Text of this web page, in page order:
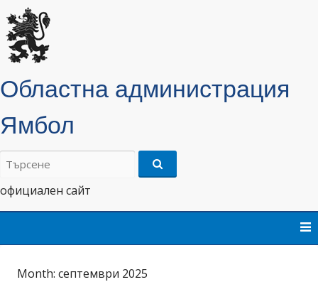
Областна администрация
Ямбол
Търсене
официален сайт
Month: септември 2025